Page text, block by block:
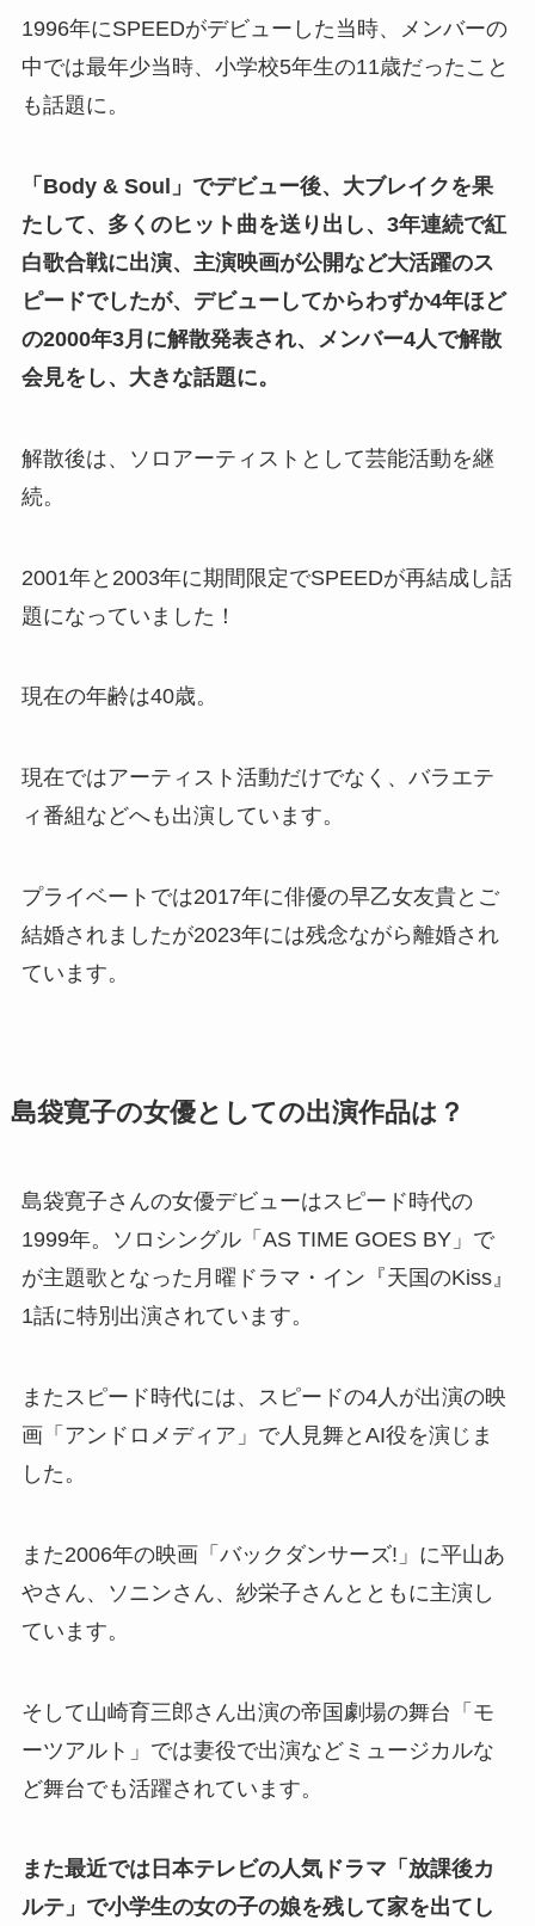
1996年にSPEEDがデビューした当時、メンバーの
中では最年少当時、小学校5年生の11歳だったこと
も話題に。
「Body & Soul」でデビュー後、大ブレイクを果
たして、多くのヒット曲を送り出し、3年連続で紅
白歌合戦に出演、主演映画が公開など大活躍のス
ピードでしたが、デビューしてからわずか4年ほど
の2000年3月に解散発表され、メンバー4人で解散
会見をし、大きな話題に。
解散後は、ソロアーティストとして芸能活動を継
続。
2001年と2003年に期間限定でSPEEDが再結成し話
題になっていました！
現在の年齢は40歳。
現在ではアーティスト活動だけでなく、バラエテ
ィ番組などへも出演しています。
プライベートでは2017年に俳優の早乙女友貴とご
結婚されましたが2023年には残念ながら離婚され
ています。
島袋寛子の女優としての出演作品は？
島袋寛子さんの女優デビューはスピード時代の
1999年。ソロシングル「AS TIME GOES BY」で
が主題歌となった月曜ドラマ・イン『天国のKiss』
1話に特別出演されています。
またスピード時代には、スピードの4人が出演の映
画「アンドロメディア」で人見舞とAI役を演じま
した。
また2006年の映画「バックダンサーズ!」に平山あ
やさん、ソニンさん、紗栄子さんとともに主演し
ています。
そして山崎育三郎さん出演の帝国劇場の舞台「モ
ーツアルト」では妻役で出演などミュージカルな
ど舞台でも活躍されています。
また最近では日本テレビの人気ドラマ「放課後カ
ルテ」で小学生の女の子の娘を残して家を出てし